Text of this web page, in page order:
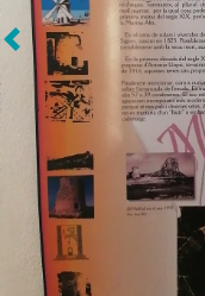
Volgende